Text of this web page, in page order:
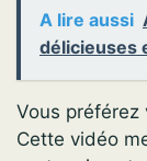
A lire aussi
délicieuses
Vous préférez
Cette vidéo